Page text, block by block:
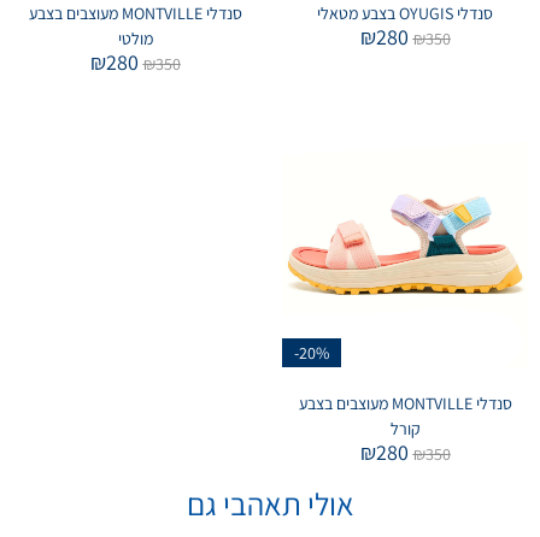
סנדלי OYUGIS בצבע מטאלי
₪350
₪280
סנדלי MONTVILLE מעוצבים בצבע
מולטי
₪350
₪280
-20%
סנדלי MONTVILLE מעוצבים בצבע
קורל
₪350
₪280
אולי תאהבי גם